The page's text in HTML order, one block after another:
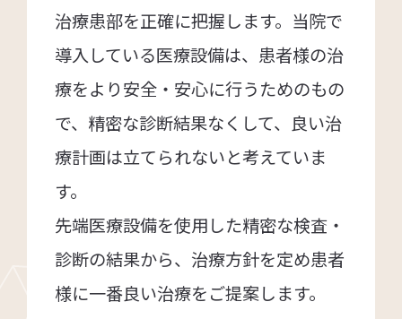
治療患部を正確に把握します。当院で
導入している医療設備は、患者様の治
療をより安全・安心に行うためのもの
で、精密な診断結果なくして、良い治
療計画は立てられないと考えていま
す。
先端医療設備を使用した精密な検査・
診断の結果から、治療方針を定め患者
様に一番良い治療をご提案します。